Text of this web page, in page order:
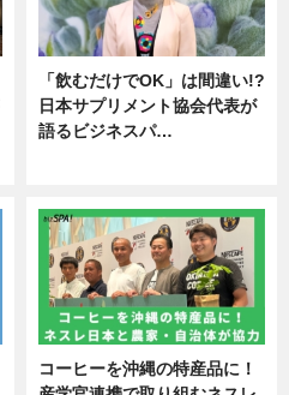
「飲むだけでOK」は間違い!?
日本サプリメント協会代表が
語るビジネスパ…
コーヒーを沖縄の特産品に！